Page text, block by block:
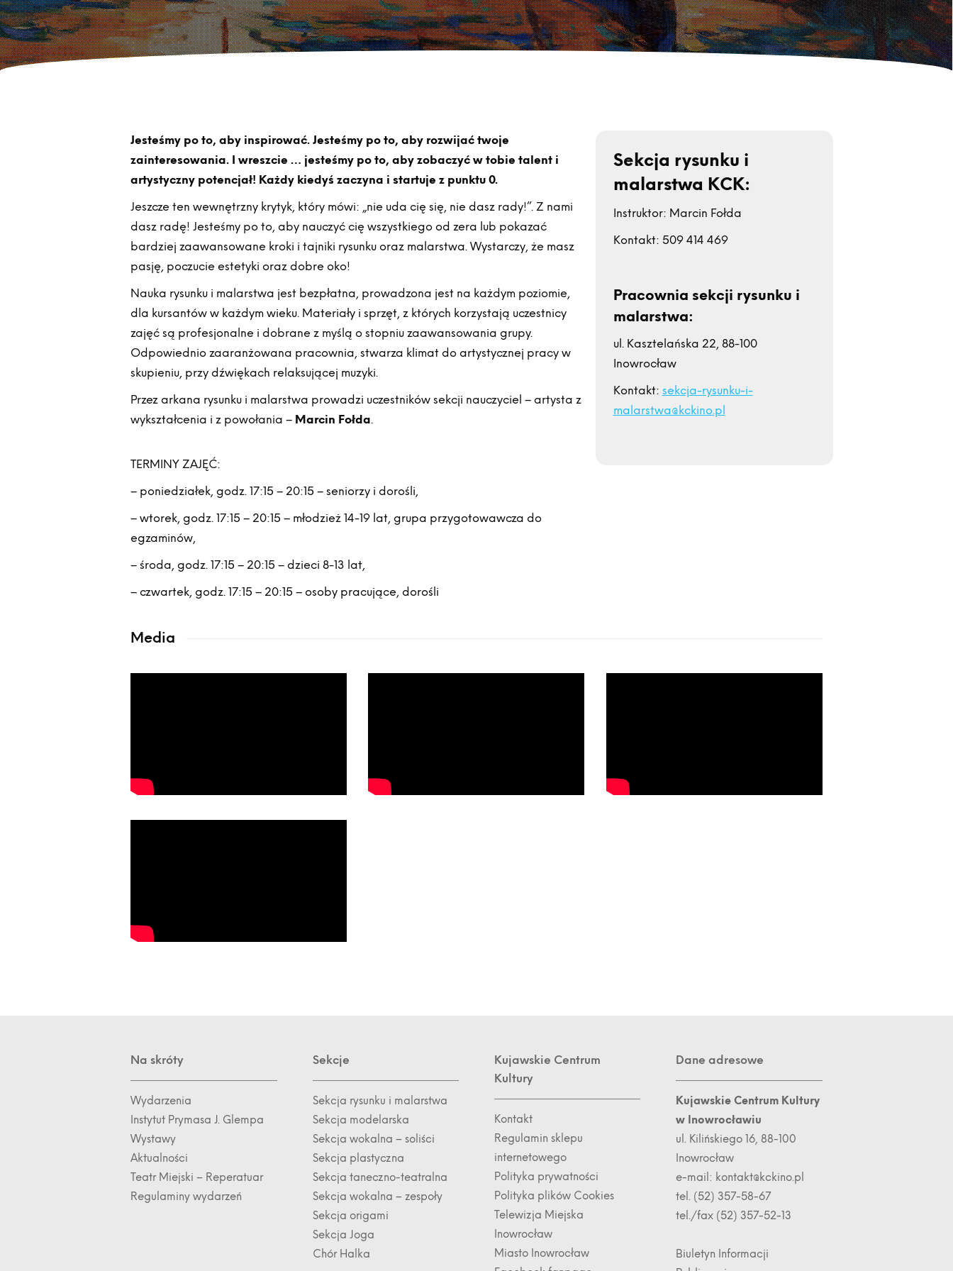
Jesteśmy po to, aby inspirować. Jesteśmy po to, aby rozwijać twoje
zainteresowania. I wreszcie … jesteśmy po to, aby zobaczyć w tobie talent i
artystyczny potencjał! Każdy kiedyś zaczyna i startuje z punktu 0.
Jeszcze ten wewnętrzny krytyk, który mówi: „nie uda cię się, nie dasz rady!”. Z nami
dasz radę! Jesteśmy po to, aby nauczyć cię wszystkiego od zera lub pokazać
bardziej zaawansowane kroki i tajniki rysunku oraz malarstwa. Wystarczy, że masz
pasję, poczucie estetyki oraz dobre oko!
Nauka rysunku i malarstwa jest bezpłatna, prowadzona jest na każdym poziomie,
dla kursantów w każdym wieku. Materiały i sprzęt, z których korzystają uczestnicy
zajęć są profesjonalne i dobrane z myślą o stopniu zaawansowania grupy.
Odpowiednio zaaranżowana pracownia, stwarza klimat do artystycznej pracy w
skupieniu, przy dźwiękach relaksującej muzyki.
Przez arkana rysunku i malarstwa prowadzi uczestników sekcji nauczyciel – artysta z
wykształcenia i z powołania – Marcin Fołda.
TERMINY ZAJĘĆ:
– poniedziałek, godz. 17:15 – 20:15 – seniorzy i dorośli,
– wtorek, godz. 17:15 – 20:15 – młodzież 14-19 lat, grupa przygotowawcza do
egzaminów,
– środa, godz. 17:15 – 20:15 – dzieci 8-13 lat,
– czwartek, godz. 17:15 – 20:15 – osoby pracujące, dorośli
Sekcja rysunku i
malarstwa KCK:
Instruktor: Marcin Fołda
Kontakt: 509 414 469
Pracownia sekcji rysunku i
malarstwa:
ul. Kasztelańska 22, 88-100
Inowrocław
Kontakt: sekcja-rysunku-i-
malarstwa@kckino.pl
Media
Na skróty
Wydarzenia
Instytut Prymasa J. Glempa
Wystawy
Aktualności
Teatr Miejski – Reperatuar
Regulaminy wydarzeń
Sekcje
Sekcja rysunku i malarstwa
Sekcja modelarska
Sekcja wokalna – soliści
Sekcja plastyczna
Sekcja taneczno-teatralna
Sekcja wokalna – zespoły
Sekcja origami
Sekcja Joga
Chór Halka
Kujawskie Centrum
Kultury
Kontakt
Regulamin sklepu
internetowego
Polityka prywatności
Polityka plików Cookies
Telewizja Miejska
Inowrocław
Miasto Inowrocław
Dane adresowe
Kujawskie Centrum Kultury
w Inowrocławiu
ul. Kilińskiego 16, 88-100
Inowrocław
e-mail: kontakt@kckino.pl
tel. (52) 357-58-67
tel./fax (52) 357-52-13
Biuletyn Informacji